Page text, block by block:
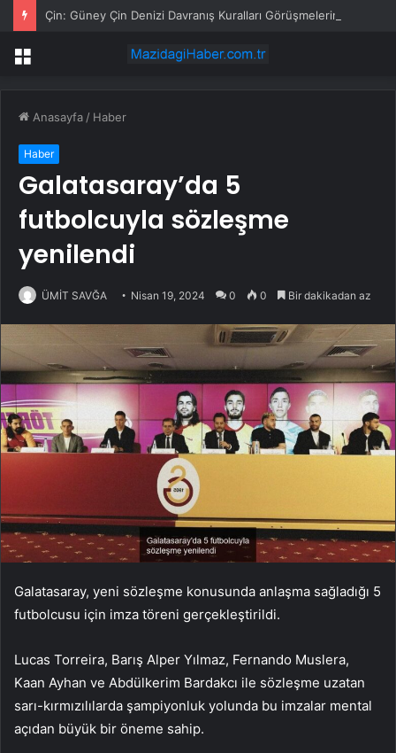
Menü
Anasayfa / Haber
Haber
Galatasaray’da 5
futbolcuyla sözleşme
yenilendi
ÜMİT SAVĞA Nisan 19, 2024 0 0 Bir dakikadan az
Galatasaray, yeni sözleşme konusunda anlaşma sağladığı 5
futbolcusu için imza töreni gerçekleştirildi.
Lucas Torreira, Barış Alper Yılmaz, Fernando Muslera,
Kaan Ayhan ve Abdülkerim Bardakcı ile sözleşme uzatan
sarı-kırmızılılarda şampiyonluk yolunda bu imzalar mental
açıdan büyük bir öneme sahip.